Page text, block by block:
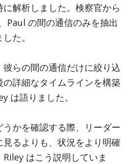
解析しました。検察官から
Paul の間の通信のみを抽出
た。
彼らの間の通信だけに絞り込
詳細なタイムラインを構築
は語りました。
かを確認する際、リーダー
るよりも、状況をより明確
はこう説明していま